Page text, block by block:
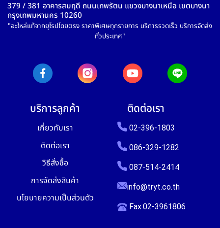
379 / 381 อาคารสมฤดี ถนนเทพรัตน แขวงบางนาเหนือ เขตบางนา
กรุงเทพมหานคร 10260
"อะไหล่แท้จากยุโรปโดยตรง ราคาพิเศษทุกรายการ บริการรวดเร็ว บริการจัดส่ง
ทั่วประเทศ"
บริการลูกค้า
เกี่ยวกับเรา
ติดต่อเรา
วิธีสั่งซื้อ
การจัดส่งสินค้า
นโยบายความเป็นส่วนตัว
ติดต่อเรา
02-396-1803
086-329-1282
087-514-2414
info@tryt.co.th
Fax.02-3961806